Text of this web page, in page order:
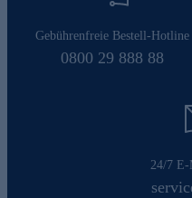
Gebührenfreie Bestell-Hotline
0800 29 888 88
24/7 E-